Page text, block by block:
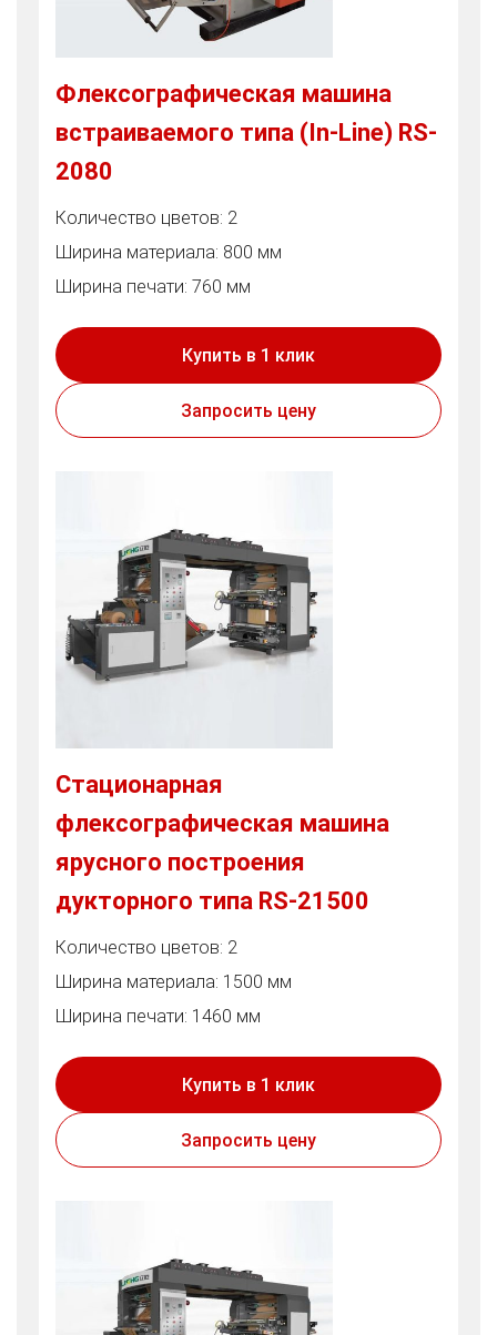
Флексографическая машина
встраиваемого типа (In-Line) RS-
2080
Количество цветов: 2
Ширина материала: 800 мм
Ширина печати: 760 мм
Купить в 1 клик
Запросить цену
Стационарная
флексографическая машина
ярусного построения
дукторного типа RS-21500
Количество цветов: 2
Ширина материала: 1500 мм
Ширина печати: 1460 мм
Купить в 1 клик
Запросить цену